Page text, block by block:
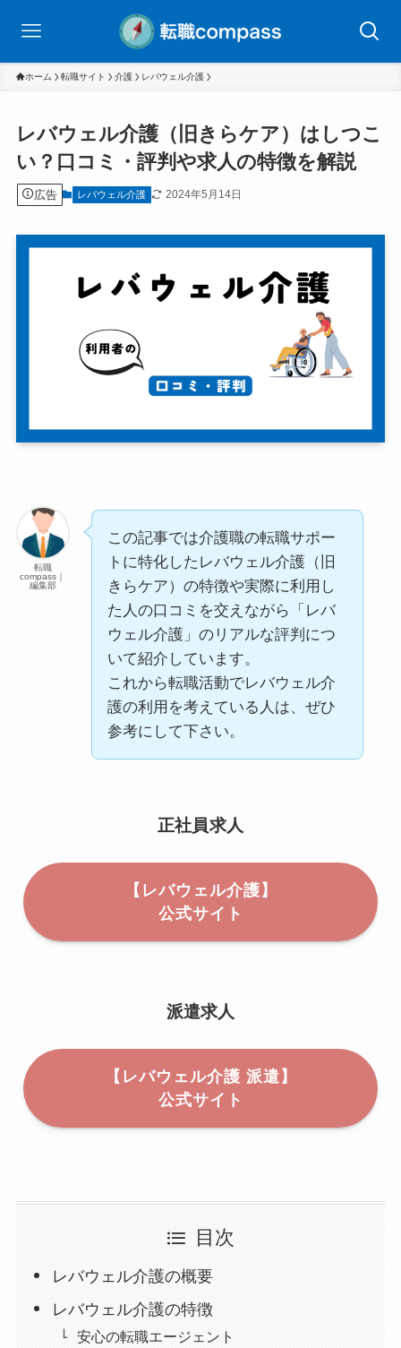
ホーム 転職サイト 介護 レバウェル介護
レバウェル介護（旧きらケア）はしつこ
い？口コミ・評判や求人の特徴を解説
広告 レバウェル介護 2024年5月14日
転職
compass｜
編集部
この記事では介護職の転職サポー
トに特化したレバウェル介護（旧
きらケア）の特徴や実際に利用し
た人の口コミを交えながら「レバ
ウェル介護」のリアルな評判につ
いて紹介しています。
これから転職活動でレバウェル介
護の利用を考えている人は、ぜひ
参考にして下さい。
正社員求人
【レバウェル介護】
公式サイト
派遣求人
【レバウェル介護 派遣】
公式サイト
目次
レバウェル介護の概要
レバウェル介護の特徴
安心の転職エージェント